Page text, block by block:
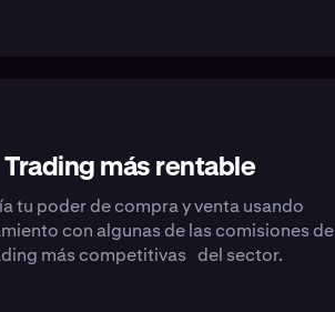
Trading más rentable
tu poder de compra y venta usando
con algunas de las comisiones de
más competitivas del sector.